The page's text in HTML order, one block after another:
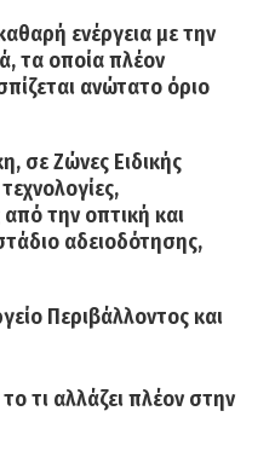
ενέργεια με την
τα οποία πλέον
ανώτατο όριο
σε Ζώνες Ειδικής
την οπτική και
αδειοδότησης,
Περιβάλλοντος και
τι αλλάζει πλέον στην